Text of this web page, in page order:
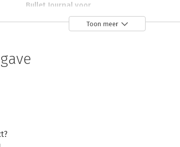
Bullet Journal voor
professionals
Toon meer